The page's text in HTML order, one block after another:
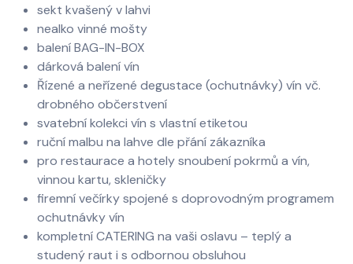
sekt kvašený v lahvi
nealko vinné mošty
balení BAG-IN-BOX
dárková balení vín
Řízené a neřízené degustace (ochutnávky) vín vč.
drobného občerstvení
svatební kolekci vín s vlastní etiketou
ruční malbu na lahve dle přání zákazníka
pro restaurace a hotely snoubení pokrmů a vín,
vinnou kartu, skleničky
firemní večírky spojené s doprovodným programem
ochutnávky vín
kompletní CATERING na vaši oslavu – teplý a
studený raut i s odbornou obsluhou